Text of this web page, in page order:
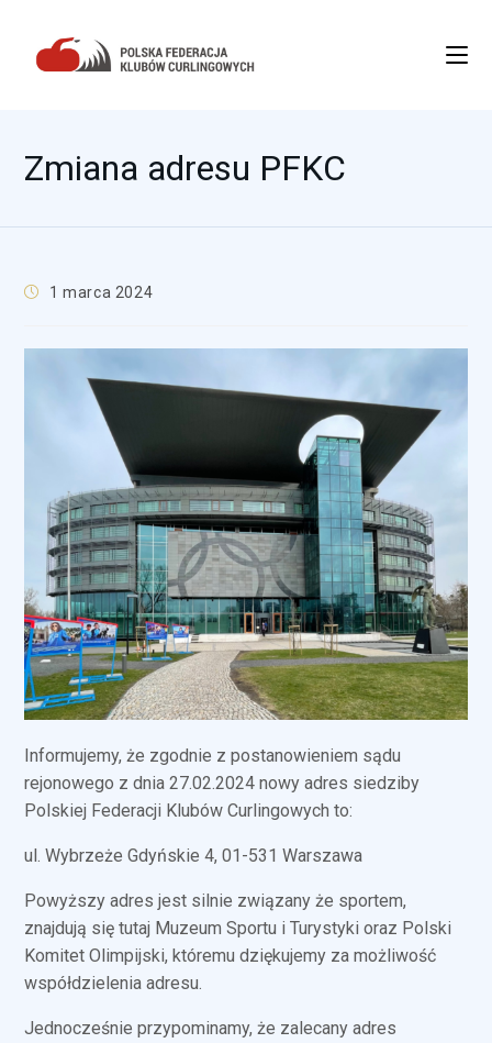
Zmiana adresu PFKC
1 marca 2024
Informujemy, że zgodnie z postanowieniem sądu
rejonowego z dnia 27.02.2024 nowy adres siedziby
Polskiej Federacji Klubów Curlingowych to:
ul. Wybrzeże Gdyńskie 4, 01-531 Warszawa
Powyższy adres jest silnie związany że sportem,
znajdują się tutaj Muzeum Sportu i Turystyki oraz Polski
Komitet Olimpijski, któremu dziękujemy za możliwość
współdzielenia adresu.
Jednocześnie przypominamy, że zalecany adres